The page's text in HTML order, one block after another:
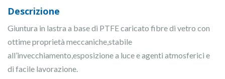
Descrizione
Giuntura in lastra a base di PTFE caricato fibre di vetro con
ottime proprietà meccaniche,stabile
all’invecchiamento,esposizione a luce e agenti atmosferici e
di facile lavorazione.